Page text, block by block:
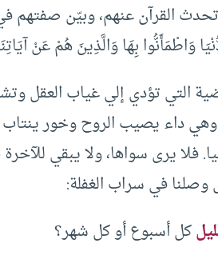
تحدث القرآن عنهم، وبيّن صفتهم
وَاطْمَأَنُّوا بِهَا وَالَّذِينَ هُمْ عَنْ
التي تؤدي إلي غياب العقل
وهي داء يصيب الروح وخور
فلا يرى سواها، ولا يبقي
في سراب الغفلة:
كل أسبوع أو كل شهر؟